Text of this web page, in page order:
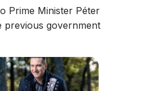
Prime Minister Péter
previous government